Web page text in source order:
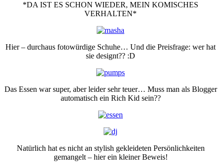
*DA IST ES SCHON WIEDER, MEIN KOMISCHES
VERHALTEN*
Hier – durchaus fotowürdige Schuhe… Und die Preisfrage: wer hat
sie designt?? :D
Das Essen war super, aber leider sehr teuer… Muss man als Blogger
automatisch ein Rich Kid sein??
Natürlich hat es nicht an stylish gekleideten Persönlichkeiten
gemangelt – hier ein kleiner Beweis!